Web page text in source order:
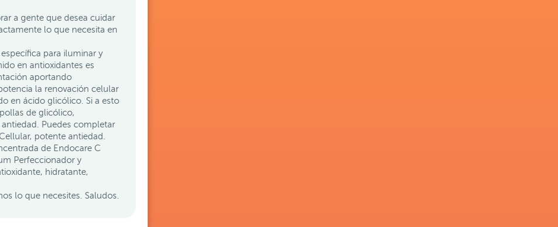
a gente que desea cuidar
lo que necesita en
para iluminar y
en antioxidantes es
aportando
la renovación celular
en ácido glicólico. Si a esto
de glicólico,
Puedes completar
potente antiedad.
de Endocare C
Perfeccionador y
hidratante,
lo que necesites. Saludos.